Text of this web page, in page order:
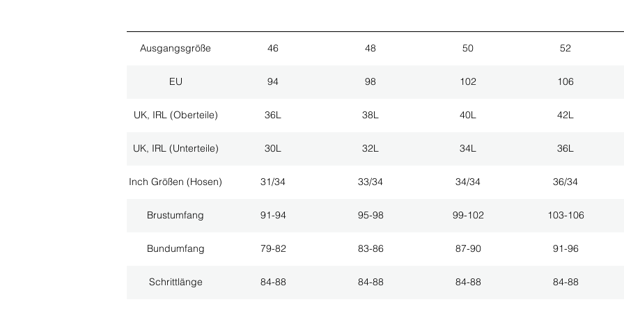
Ausgangsgröße 46 48 50 52
EU 94 98 102 106
UK, IRL (Oberteile) 36L 38L 40L 42L
UK, IRL (Unterteile) 30L 32L 34L 36L
Inch Größen (Hosen) 31/34 33/34 34/34 36/34
Brustumfang 91-94 95-98 99-102 103-106
Bundumfang 79-82 83-86 87-90 91-96
Schrittlänge 84-88 84-88 84-88 84-88